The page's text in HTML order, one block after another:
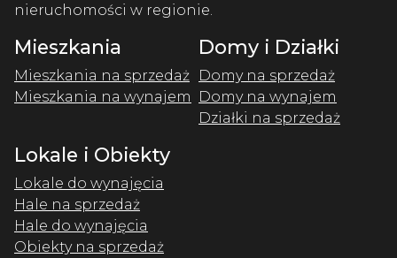
nieruchomości w regionie.
Mieszkania
Mieszkania na sprzedaż
Mieszkania na wynajem
Domy i Działki
Domy na sprzedaż
Domy na wynajem
Działki na sprzedaż
Lokale i Obiekty
Lokale do wynajęcia
Hale na sprzedaż
Hale do wynajęcia
Obiekty na sprzedaż